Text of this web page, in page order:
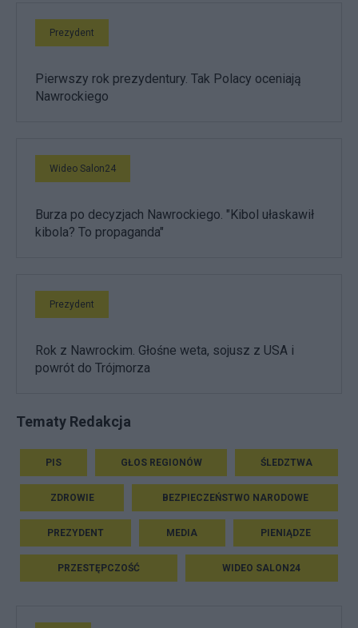
Prezydent
Pierwszy rok prezydentury. Tak Polacy oceniają
Nawrockiego
Wideo Salon24
Burza po decyzjach Nawrockiego. "Kibol ułaskawił
kibola? To propaganda"
Prezydent
Rok z Nawrockim. Głośne weta, sojusz z USA i
powrót do Trójmorza
Tematy Redakcja
PIS GŁOS REGIONÓW ŚLEDZTWA
ZDROWIE BEZPIECZEŃSTWO NARODOWE
PREZYDENT MEDIA PIENIĄDZE
PRZESTĘPCZOŚĆ WIDEO SALON24